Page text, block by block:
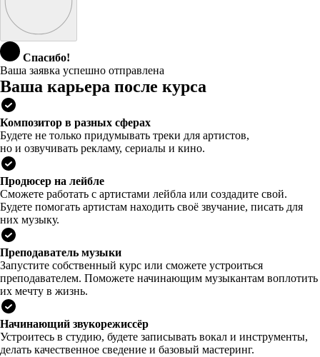
Спасибо!
Ваша заявка успешно отправлена
Ваша карьера после курса
Композитор в разных сферах
Будете не только придумывать треки для артистов,
но и озвучивать рекламу, сериалы и кино.
Продюсер на лейбле
Сможете работать с артистами лейбла или создадите свой.
Будете помогать артистам находить своё звучание, писать для
них музыку.
Преподаватель музыки
Запустите собственный курс или сможете устроиться
преподавателем. Поможете начинающим музыкантам воплотить
их мечту в жизнь.
Начинающий звукорежиссёр
Устроитесь в студию, будете записывать вокал и инструменты,
делать качественное сведение и базовый мастеринг.